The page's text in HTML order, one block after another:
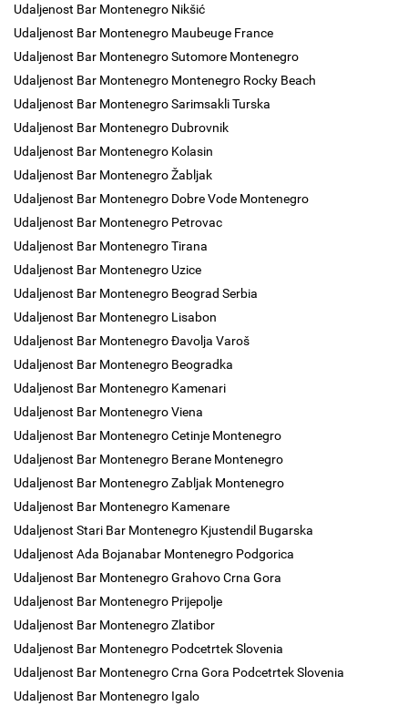
Udaljenost Bar Montenegro Nikšić
Udaljenost Bar Montenegro Maubeuge France
Udaljenost Bar Montenegro Sutomore Montenegro
Udaljenost Bar Montenegro Montenegro Rocky Beach
Udaljenost Bar Montenegro Sarimsakli Turska
Udaljenost Bar Montenegro Dubrovnik
Udaljenost Bar Montenegro Kolasin
Udaljenost Bar Montenegro Žabljak
Udaljenost Bar Montenegro Dobre Vode Montenegro
Udaljenost Bar Montenegro Petrovac
Udaljenost Bar Montenegro Tirana
Udaljenost Bar Montenegro Uzice
Udaljenost Bar Montenegro Beograd Serbia
Udaljenost Bar Montenegro Lisabon
Udaljenost Bar Montenegro Đavolja Varoš
Udaljenost Bar Montenegro Beogradka
Udaljenost Bar Montenegro Kamenari
Udaljenost Bar Montenegro Viena
Udaljenost Bar Montenegro Cetinje Montenegro
Udaljenost Bar Montenegro Berane Montenegro
Udaljenost Bar Montenegro Zabljak Montenegro
Udaljenost Bar Montenegro Kamenare
Udaljenost Stari Bar Montenegro Kjustendil Bugarska
Udaljenost Ada Bojanabar Montenegro Podgorica
Udaljenost Bar Montenegro Grahovo Crna Gora
Udaljenost Bar Montenegro Prijepolje
Udaljenost Bar Montenegro Zlatibor
Udaljenost Bar Montenegro Podcetrtek Slovenia
Udaljenost Bar Montenegro Crna Gora Podcetrtek Slovenia
Udaljenost Bar Montenegro Igalo